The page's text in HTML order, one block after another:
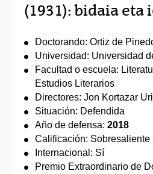
(1931): bidaia eta
Doctorando: Ortiz de
Universidad: Universidad
Facultad o escuela:
Estudios Literarios
Directores: Jon Kortazar
Situación: Defendida
Año de defensa: 2018
Calificación: Sobresaliente
Internacional: Sí
Premio Extraordinario de